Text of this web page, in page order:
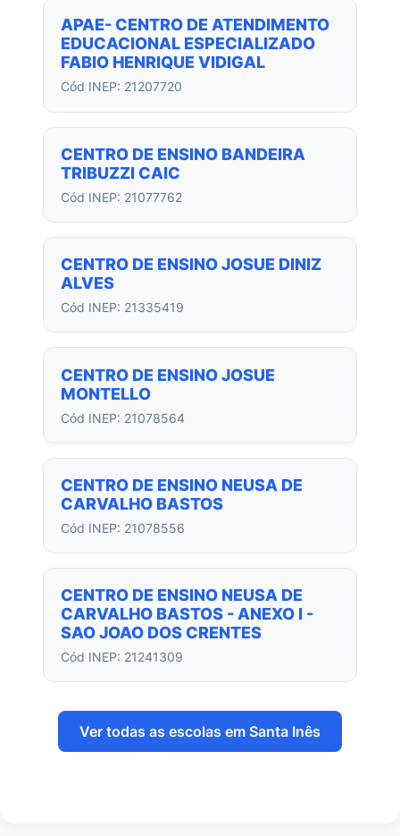
APAE- CENTRO DE ATENDIMENTO
EDUCACIONAL ESPECIALIZADO
FABIO HENRIQUE VIDIGAL
Cód INEP: 21207720
CENTRO DE ENSINO BANDEIRA
TRIBUZZI CAIC
Cód INEP: 21077762
CENTRO DE ENSINO JOSUE DINIZ
ALVES
Cód INEP: 21335419
CENTRO DE ENSINO JOSUE
MONTELLO
Cód INEP: 21078564
CENTRO DE ENSINO NEUSA DE
CARVALHO BASTOS
Cód INEP: 21078556
CENTRO DE ENSINO NEUSA DE
CARVALHO BASTOS - ANEXO I -
SAO JOAO DOS CRENTES
Cód INEP: 21241309
Ver todas as escolas em Santa Inês